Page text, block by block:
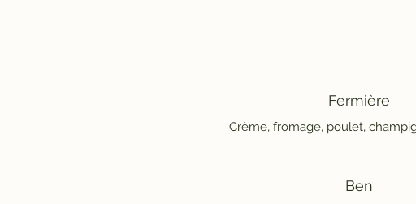
Fermière
Crème, fromage, poulet,
Ben